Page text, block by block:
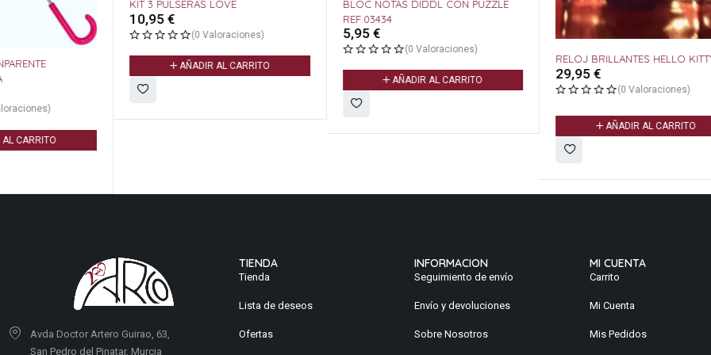
KIT 3 PULSERAS LOVE
10,95€
(0 Valoraciones)
BLOC NOTAS DIDDL CON PUZZLE
5,95€
(0 Valoraciones)
AÑADIR AL CARRITO
RELOJ BRILLANTES HELLO KITTY
29,95€
(0 Valoraciones)
KIT 3
10,95€
Avda Doctor Artero Guirao, 63,
San Pedro del Pinatar, Murcia
TIENDA
Tienda
Lista de deseos
Ofertas
INFORMACION
Seguimiento de envío
Envío y devoluciones
Sobre Nosotros
MI CUENTA
Carrito
Mi Cuenta
Mis Pedidos